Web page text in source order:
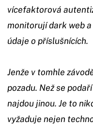
vícefaktorová
monitorují dark web
údaje o příslušnících.
Jenže v tomhle
pozadu. Než se
najdou jinou. Je to
vyžaduje nejen